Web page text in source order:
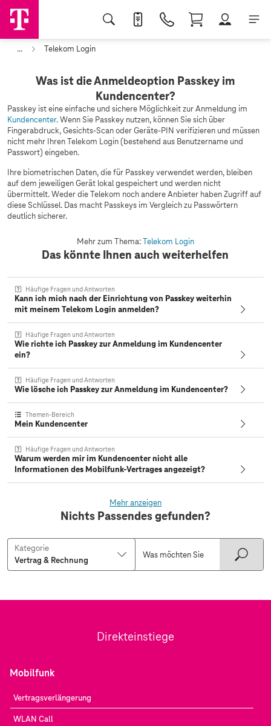
... Telekom Login
Was ist die Anmeldeoption Passkey im
Kundencenter?
Passkey ist eine einfache und sichere Möglichkeit zur Anmeldung im
Kundencenter. Wenn Sie Passkey nutzen, können Sie sich über
Fingerabdruck, Gesichts-Scan oder Geräte-PIN verifizieren und müssen
nicht mehr Ihren Telekom Login (bestehend aus Benutzername und
Passwort) eingeben.
Ihre biometrischen Daten, die für Passkey verwendet werden, bleiben
auf dem jeweiligen Gerät lokal gespeichert und werden nicht
übermittelt. Weder die Telekom noch andere Anbieter haben Zugriff auf
diese Schlüssel. Das macht Passkeys im Vergleich zu Passwörtern
deutlich sicherer.
Mehr zum Thema:Telekom Login
Das könnte Ihnen auch weiterhelfen
Häufige Fragen und Antworten
Kann ich mich nach der Einrichtung von Passkey weiterhin
mit meinem Telekom Login anmelden?
Häufige Fragen und Antworten
Wie richte ich Passkey zur Anmeldung im Kundencenter
ein?
Häufige Fragen und Antworten
Wie lösche ich Passkey zur Anmeldung im Kundencenter?
Themen-Bereich
Mein Kundencenter
Häufige Fragen und Antworten
Warum werden mir im Kundencenter nicht alle
Informationen des Mobilfunk-Vertrages angezeigt?
Mehr anzeigen
Nichts Passendes gefunden?
Kategorie
Direkteinstiege
Mobilfunk
Vertragsverlängerung
WLAN Call